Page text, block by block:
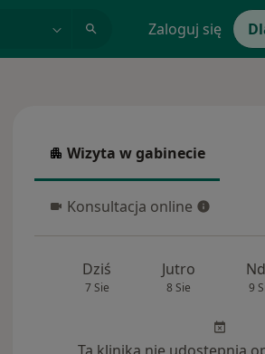
Zaloguj się
Wizyta w gabinecie
Wizyta w gabinecie
Konsultacja online
Konsultacja online
Dziś
7 Sie
Jutro
8 Sie 9